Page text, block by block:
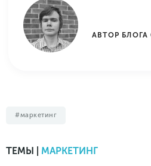
АВТОР БЛОГА
маркетинг
ТЕМЫ | МАРКЕТИНГ